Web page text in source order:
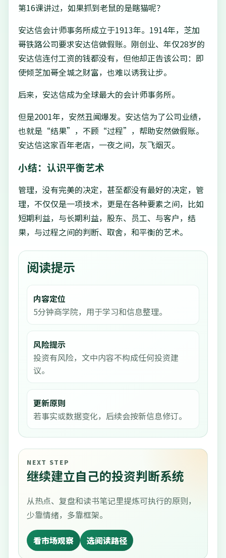
第16课讲过，如果抓到老鼠的是瞎猫呢？
安达信会计师事务所成立于1913年。1914年，芝加
哥铁路公司要求安达信做假账。刚创业、年仅28岁的
安达信连付工资的钱都没有，但他却正告该公司：即
使倾芝加哥全城之财富，也难以诱我让步。
后来，安达信成为全球最大的会计师事务所。
但是2001年，安然丑闻爆发。安达信为了公司业绩，
也就是“结果”，不顾“过程”，帮助安然做假账。
安达信这家百年老店，一夜之间，灰飞烟灭。
小结：认识平衡艺术
管理，没有完美的决定，甚至都没有最好的决定，管
理，不仅仅是一项技术，更是在各种要素之间，比如
短期利益，与长期利益，股东、员工、与客户，结
果，与过程之间的判断、取舍，和平衡的艺术。
阅读提示
内容定位
5分钟商学院，用于学习和信息整理。
风险提示
投资有风险，文中内容不构成任何投资建
议。
更新原则
若事实或数据变化，后续会按新信息修订。
NEXT STEP
继续建立自己的投资判断系统
从热点、复盘和读书笔记里提炼可执行的原则，
少靠情绪，多靠框架。
看市场观察 选阅读路径